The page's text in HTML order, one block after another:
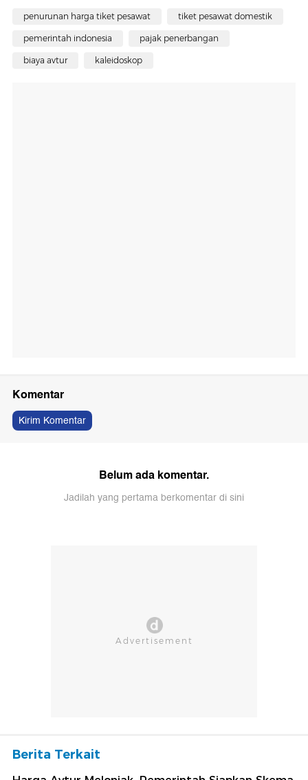
penurunan harga tiket pesawat tiket pesawat domestik
pemerintah indonesia pajak penerbangan
biaya avtur kaleidoskop
Komentar
Kirim Komentar
Belum ada komentar.
Jadilah yang pertama berkomentar di sini
Berita Terkait